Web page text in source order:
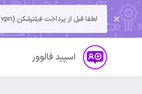
لطفا قبل از پرداخت فیلترشکن (vpn) خود را خاموش کنید تا پرداخت بدون مشکل انجام شود
اسپید فالوور